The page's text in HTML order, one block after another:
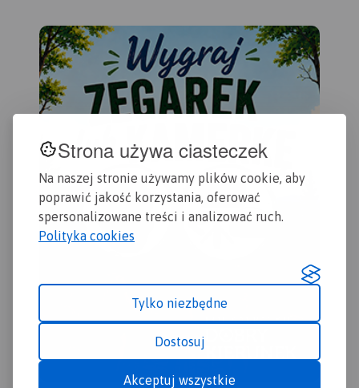
Strona używa ciasteczek
Na naszej stronie używamy plików cookie, aby
poprawić jakość korzystania, oferować
spersonalizowane treści i analizować ruch.
Polityka cookies
Tylko niezbędne
Dostosuj
Akceptuj wszystkie
podkarpackich miejscowości.